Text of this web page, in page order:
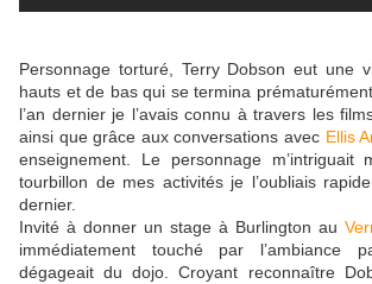
Personnage torturé, Terry Dobson eut une
hauts et de bas qui se termina
l’an dernier je l’avais connu à travers les
ainsi que grâce aux conversations avec Ellis
enseignement. Le personnage
tourbillon de mes activités je l’oubliais
dernier.
Invité à donner un stage à Burlington au
immédiatement touché par l’ambiance
dégageait du dojo. Croyant reconnaître